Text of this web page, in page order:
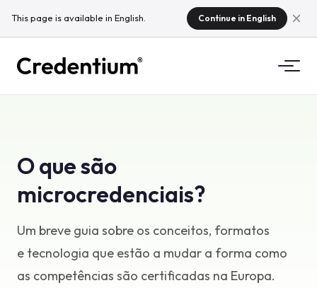
This page is available in English. Continue in English
Porquê Credentium
Para universidades
Para empresas de formação
Para empresas de eventos
O que são microcredenciais?
Regulamentação
O que são
microcredenciais?
Um breve guia sobre os conceitos, formatos
e tecnologia que estão a mudar a forma como
as competências são certificadas na Europa.